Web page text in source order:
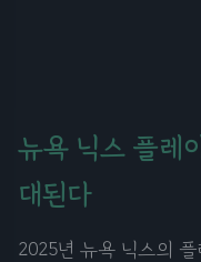
뉴욕 닉스 플레
대된다
2025년 뉴욕 닉스의